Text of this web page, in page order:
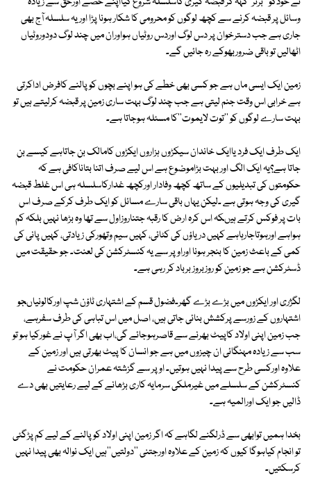
وسائل پر قبضہ کرنے سے کچھ لوگوں کو محرومی کا شکار ہونا پڑا اور یہ سلسلہ آج بھی
جاری ہے جب دسترخوان پر دس لوگ اوردس روٹیاں ہواوران میں چند لوگ دودوروٹیاں
اٹھالیں تو باقی ضروربھوکے رہ جائیں گے۔
زمین ایک ایسی ماں ہے جو کسی بھی خطے کی ہو اپنے بچوں کو پالنے کافرض اداکرتی
ہے خرابی اس وقت جنم لیتی ہے جب چند لوگ بہت ساری زمین پر قبضہ کرلیتے ہیں تو
بہت سارے لوگوں کو ''توت لایموت''کا مسئلہ ہوجاتا ہے۔
ایک طرف ایک فرد یاایک خاندان سیکڑوں ہزاروں ایکڑوں کامالک بن جاتاہے کیسے بن
جاتا ہے؟یہ ایک الگ اور بہت بڑاموضوع ہے اس لیے صرف اتنا بتاناکافی ہے کہ
حکومتوں کی تبدیلیوں کے ساتھ کچھ وفادار اورکچھ غدارکاسلسلہ ہی اس غلط قبضہ
گیری کی وجہ ہوتی ہے ۔لیکن یہاں باقی سارے مسائل کو ایک طرف کرکے صرف اس
بات پر فوکس کرتے ہیںکہ اس کرہ ارض کا رقبہ جتناروزاول سے تھا وہ بڑھا نہیں بلکہ کم
ہواہے اورہوتاجارہاہے کہیں دریاؤں کی کٹائی، کہیں سیم وتھورکی زیادتی، کہیں پانی کی
کمی کے باعث زمین کا بنجر ہونا اوراوپر سے یہ کنسٹرکشن کی لعنت۔ جو حقیقت میں
ڈسٹرکشن ہے جو زمین کو روزبروز برباد کر رہی ہے۔
لگژری اور ایکڑوں میں بڑے بڑے گھر۔فضول قسم کے اشتہاری ٹاؤن شپ اورکالونیاںجو
اشتہاروں کے زورسے پرکشش بنائی جاتی ہیں، اصل میں اس تباہی کی طرف سفرہے،
جب زمین اپنی اولاد کاپیٹ بھرنے سے قاصرہوجائے گی،اب بھی اگر آپ نے غورکیا ہو تو
سب سے زیادہ مہنگائی ان چیزوں میں ہے جو انسان کا پیٹ بھرتی ہیں اور زمین کے
علاوہ اورکسی طرح سے پیدا نہیں ہوتیں۔ اوپر سے گزشتہ عمران حکومت نے
کنسٹرکشن کے سلسلے میں غیرملکی سرمایہ کاری بڑھانے کے لیے رعایتیں بھی دے
ڈالیں جو ایک اورالمیہ ہے۔
بخدا ہمیں توابھی سے ڈرلگنے لگاہے کہ اگر زمین اپنی اولاد کو پالنے کے لیے کم پڑگئی
تو انجام کیاہوگا کیوں کہ زمین کے علاوہ اورجتنی ''دولتیں''ہیں ایک نوالہ بھی پیدا نہیں
کرسکتیں۔